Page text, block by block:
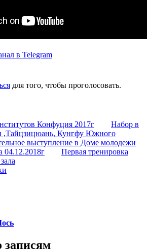
в Telegram
для того, чтобы проголосовать.
Конфуция 2017г
Набор в
,Тайцзицюань, Кунгфу Южного
выступление в Доме молодежи
04.12.2018г
Первая тренировка
записям